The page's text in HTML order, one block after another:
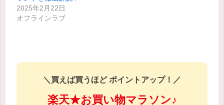
2025年2月22日
オフラインラブ
＼買えば買うほど ポイントアップ！／
楽天★お買い物マラソン♪